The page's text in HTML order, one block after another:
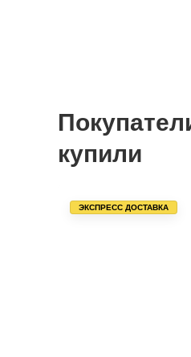
купили
ЭКСПРЕСС ДОСТАВКА